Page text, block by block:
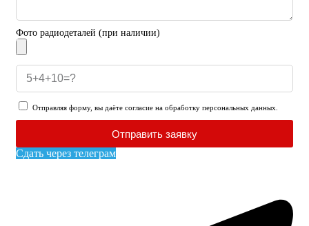
Фото радиодеталей (при наличии)
Отправляя форму, вы даёте согласие на обработку персональных данных.
Отправить заявку
Сдать через телеграм